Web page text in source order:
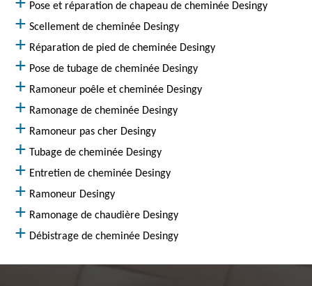
Pose et réparation de chapeau de cheminée Desingy
Scellement de cheminée Desingy
Réparation de pied de cheminée Desingy
Pose de tubage de cheminée Desingy
Ramoneur poêle et cheminée Desingy
Ramonage de cheminée Desingy
Ramoneur pas cher Desingy
Tubage de cheminée Desingy
Entretien de cheminée Desingy
Ramoneur Desingy
Ramonage de chaudière Desingy
Débistrage de cheminée Desingy